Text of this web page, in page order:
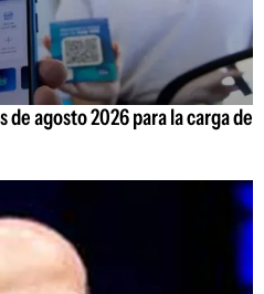
agosto 2026 para la carga de